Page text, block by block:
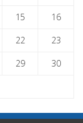
15 16
22 23
29 30